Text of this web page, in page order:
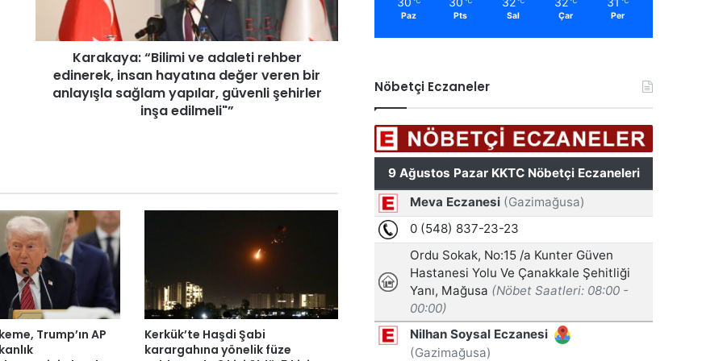
:
e
a
d
a
e
t
i
Karakaya: “Bilimi ve adaleti rehber
edinerek, insan hayatına değer veren bir
anlayışla sağlam yapılar, güvenli şehirler
inşa edilmeli"”
Trump’ın AP
Kerkük’te Haşdi Şabi
karargahına yönelik füze
Paz Pts Sal Çar Per
Nöbetçi Eczaneler